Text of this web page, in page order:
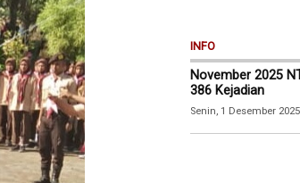
INFO
November 2025
386 Kejadian
Senin, 1 Desember 2025